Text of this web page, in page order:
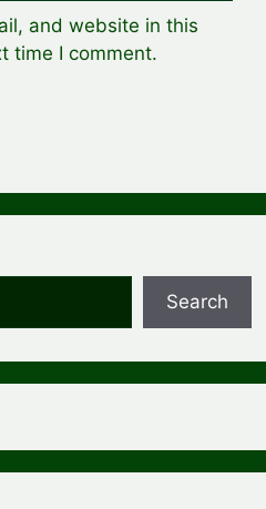
and website in this
time I comment.
Search